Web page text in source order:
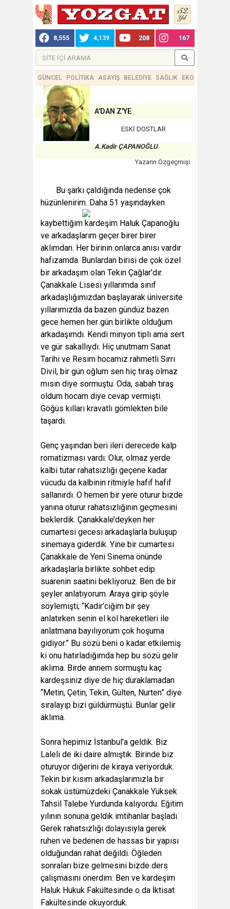
8,555 4,139 208 167
GÜNCEL POLİTİKA ASAYİŞ BELEDİYE SAĞLIK EKONOMİ
A'DAN Z'YE
ESKİ DOSTLAR
A.Kadir ÇAPANOĞLU
Yazarın Özgeçmişi
Bu şarkı çaldığında nedense çok
hüzünlenirim. Daha 51 yaşındayken
kaybettiğim kardeşim Haluk Çapanoğlu
ve arkadaşlarım geçer birer birer
aklımdan. Her birinin onlarca anısı vardır
hafızamda. Bunlardan birisi de çok özel
bir arkadaşım olan Tekin Çağlar’dır.
Çanakkale Lisesi yıllarımda sınıf
arkadaşlığımızdan başlayarak üniversite
yıllarımızda da bazen gündüz bazen
gece hemen her gün birlikte olduğum
arkadaşımdı. Kendi minyon tipli ama sert
ve gür sakallıydı. Hiç unutmam Sanat
Tarihi ve Resim hocamız rahmetli Sırrı
Divil, bir gün oğlum sen hiç tıraş olmaz
mısın diye sormuştu. Oda, sabah tıraş
oldum hocam diye cevap vermişti.
Göğüs kılları kravatlı gömlekten bile
taşardı.
Genç yaşından beri ileri derecede kalp
romatizması vardı. Olur, olmaz yerde
kalbi tutar rahatsızlığı geçene kadar
vücudu da kalbinin ritmiyle hafif hafif
sallanırdı. O hemen bir yere oturur bizde
yanına oturur rahatsızlığının geçmesini
beklerdik. Çanakkale’deyken her
cumartesi gecesi arkadaşlarla buluşup
sinemaya giderdik. Yine bir cumartesi
Çanakkale de Yeni Sinema önünde
arkadaşlarla birlikte sohbet edip
suarenin saatini bekliyoruz. Ben de bir
şeyler anlatıyorum. Araya girip şöyle
söylemişti; “Kadir’ciğim bir şey
anlatırken senin el kol hareketleri ile
anlatmana bayılıyorum çok hoşuma
gidiyor.” Bu sözü beni o kadar etkilemiş
ki onu hatırladığımda hep bu sözü gelir
aklıma. Birde annem sormuştu kaç
kardeşsiniz diye de hiç duraklamadan
“Metin, Çetin, Tekin, Gülten, Nurten” diye
sıralayıp bizi güldürmüştü. Bunlar gelir
aklıma.
Sonra hepimiz İstanbul’a geldik. Biz
Laleli de iki daire almıştık. Birinde biz
oturuyor diğerini de kiraya veriyorduk.
Tekin bir kısım arkadaşlarımızla bir
sokak üstümüzdeki Çanakkale Yüksek
Tahsil Talebe Yurdunda kalıyordu. Eğitim
yılının sonuna geldik imtihanlar başladı.
Gerek rahatsızlığı dolayısıyla gerek
ruhen ve bedenen de hassas bir yapısı
olduğundan rahat değildi. Öğleden
sonraları bize gelmesini bizde ders
çalışmasını önerdim. Ben ve kardeşim
Haluk Hukuk Fakültesinde o da İktisat
Fakültesinde okuyorduk.